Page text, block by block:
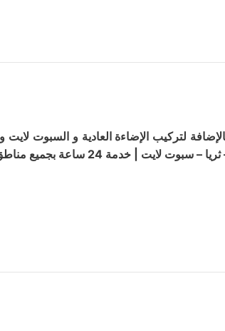
لتركيب الإضاءة العادية و السبوت لايت
للتواصل من خلال الرقم التالي